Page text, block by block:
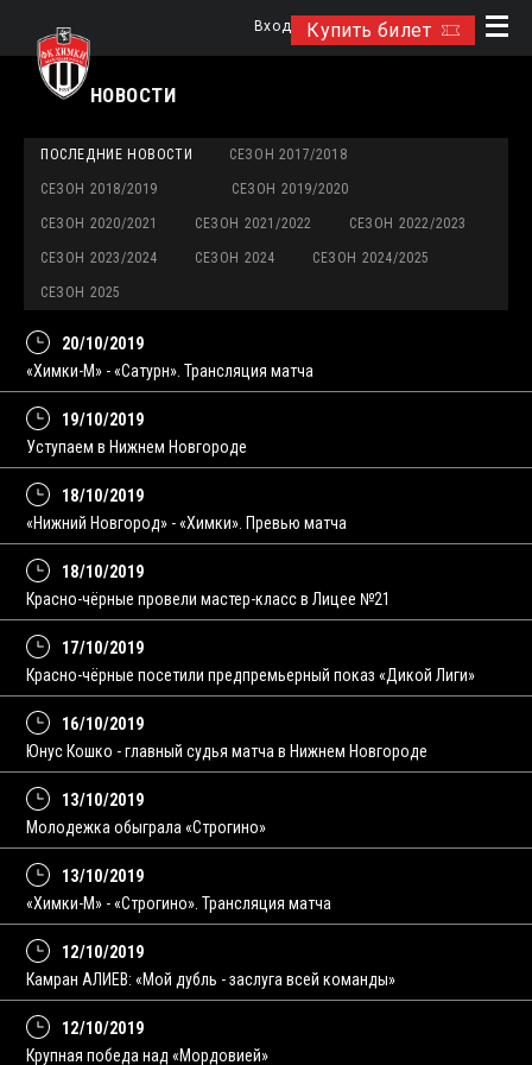
Купить билет
Вход
НОВОСТИ
ПОСЛЕДНИЕ НОВОСТИ СЕЗОН 2017/2018
СЕЗОН 2018/2019 СЕЗОН 2019/2020
СЕЗОН 2020/2021 СЕЗОН 2021/2022 СЕЗОН 2022/2023
СЕЗОН 2023/2024 СЕЗОН 2024 СЕЗОН 2024/2025
СЕЗОН 2025
20/10/2019
«Химки-М» - «Сатурн». Трансляция матча
19/10/2019
Уступаем в Нижнем Новгороде
18/10/2019
«Нижний Новгород» - «Химки». Превью матча
18/10/2019
Красно-чёрные провели мастер-класс в Лицее №21
17/10/2019
Красно-чёрные посетили предпремьерный показ «Дикой Лиги»
16/10/2019
Юнус Кошко - главный судья матча в Нижнем Новгороде
13/10/2019
Молодежка обыграла «Строгино»
13/10/2019
«Химки-М» - «Строгино». Трансляция матча
12/10/2019
Камран АЛИЕВ: «Мой дубль - заслуга всей команды»
12/10/2019
Крупная победа над «Мордовией»